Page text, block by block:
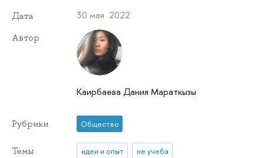
Дата 30 мая 2022
Автор
Каирбаева Дания Мараткызы
Рубрики Общество
Темы идеи и опыт
не учеба